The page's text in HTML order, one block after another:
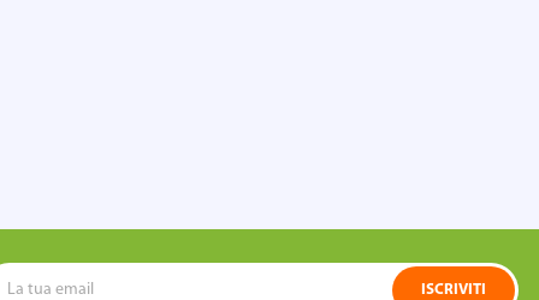
ISCRIVITI